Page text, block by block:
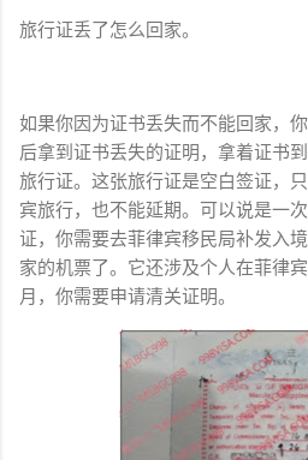
旅行证丢了怎么回家。
如果你因为证书丢失而不能回家，
后拿到证书丢失的证明，拿着证书
旅行证。这张旅行证是空白签证，
宾旅行，也不能延期。可以说是一
证，你需要去菲律宾移民局补发入
家的机票了。它还涉及个人在菲律
月，你需要申请清关证明。